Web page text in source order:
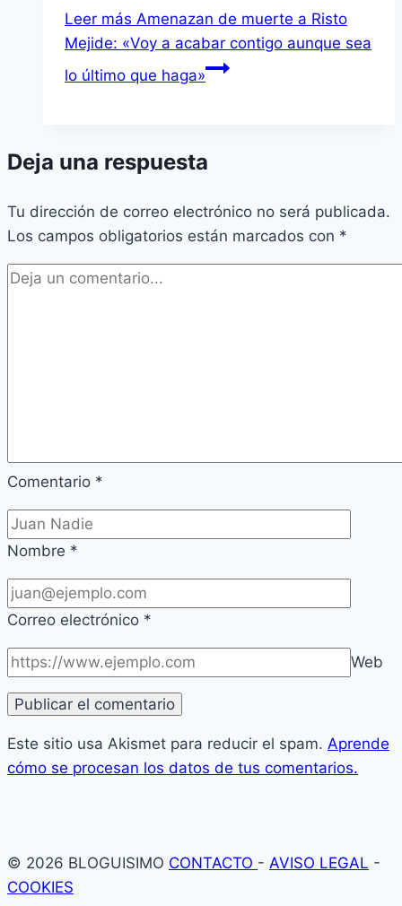
Leer más Amenazan de muerte a Risto
Mejide: «Voy a acabar contigo aunque sea
lo último que haga»
Deja una respuesta
Tu dirección de correo electrónico no será publicada.
Los campos obligatorios están marcados con *
Comentario *
Nombre *
Correo electrónico *
Web
Este sitio usa Akismet para reducir el spam. Aprende
cómo se procesan los datos de tus comentarios.
© 2026 BLOGUISIMO CONTACTO - AVISO LEGAL -
COOKIES